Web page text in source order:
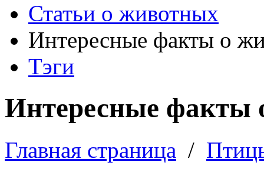
Статьи о животных
Интересные факты о
Тэги
Интересные факты
Главная страница /